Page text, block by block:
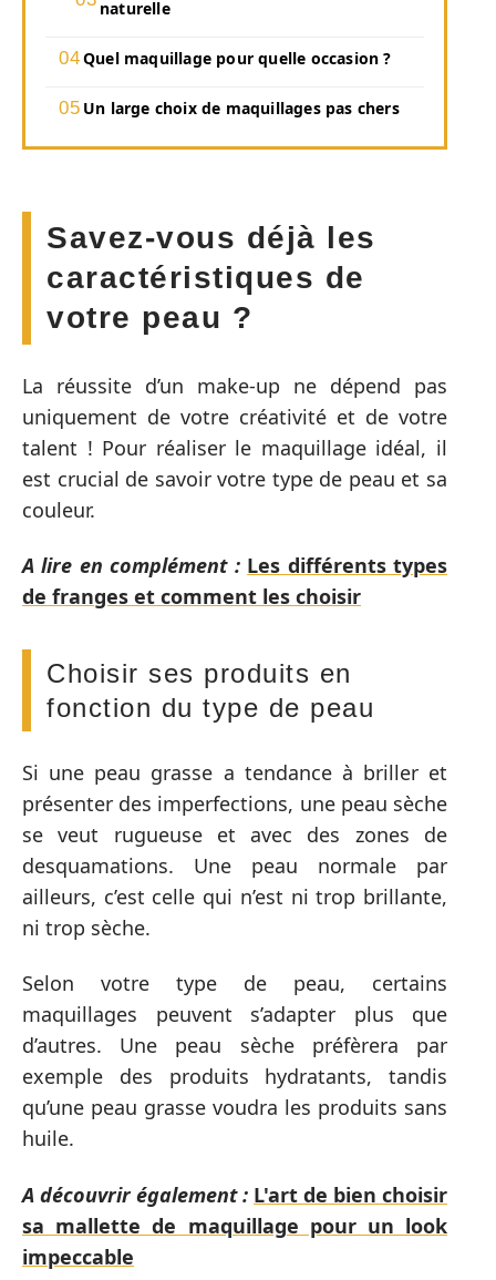
naturelle
Quel maquillage pour quelle occasion ?
Un large choix de maquillages pas chers
Savez-vous déjà les
caractéristiques de
votre peau ?
La réussite d’un make-up ne dépend pas
uniquement de votre créativité et de votre
talent ! Pour réaliser le maquillage idéal, il
est crucial de savoir votre type de peau et sa
couleur.
A lire en complément : Les différents types
de franges et comment les choisir
Choisir ses produits en
fonction du type de peau
Si une peau grasse a tendance à briller et
présenter des imperfections, une peau sèche
se veut rugueuse et avec des zones de
desquamations. Une peau normale par
ailleurs, c’est celle qui n’est ni trop brillante,
ni trop sèche.
Selon votre type de peau, certains
maquillages peuvent s’adapter plus que
d’autres. Une peau sèche préfèrera par
exemple des produits hydratants, tandis
qu’une peau grasse voudra les produits sans
huile.
A découvrir également : L'art de bien choisir
sa mallette de maquillage pour un look
impeccable